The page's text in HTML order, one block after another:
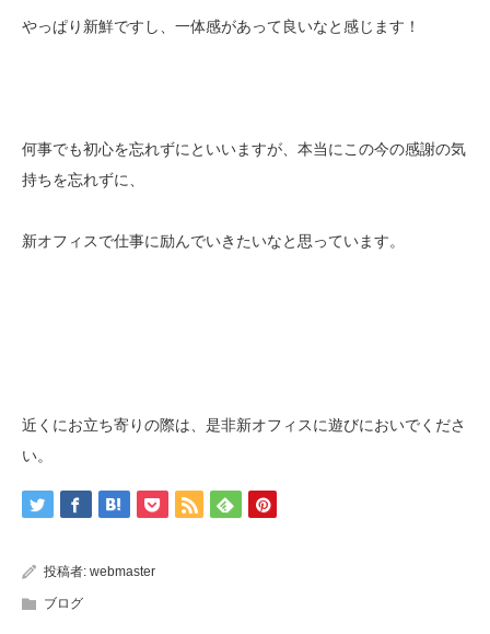
やっぱり新鮮ですし、一体感があって良いなと感じます！
何事でも初心を忘れずにといいますが、本当にこの今の感謝の気
持ちを忘れずに、
新オフィスで仕事に励んでいきたいなと思っています。
近くにお立ち寄りの際は、是非新オフィスに遊びにおいでくださ
い。
投稿者: webmaster
ブログ